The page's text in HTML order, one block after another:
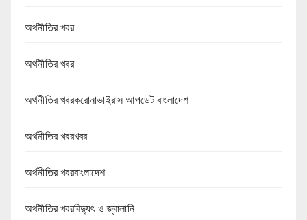
অর্থনীতির খবর
অর্থনীতির খবর
অর্থনীতির খবরকরোনাভাইরাস আপডেট বাংলাদেশ
অর্থনীতির খবরখবর
অর্থনীতির খবরবাংলাদেশ
অর্থনীতির খবরবিদ্যুৎ ও জ্বালানি